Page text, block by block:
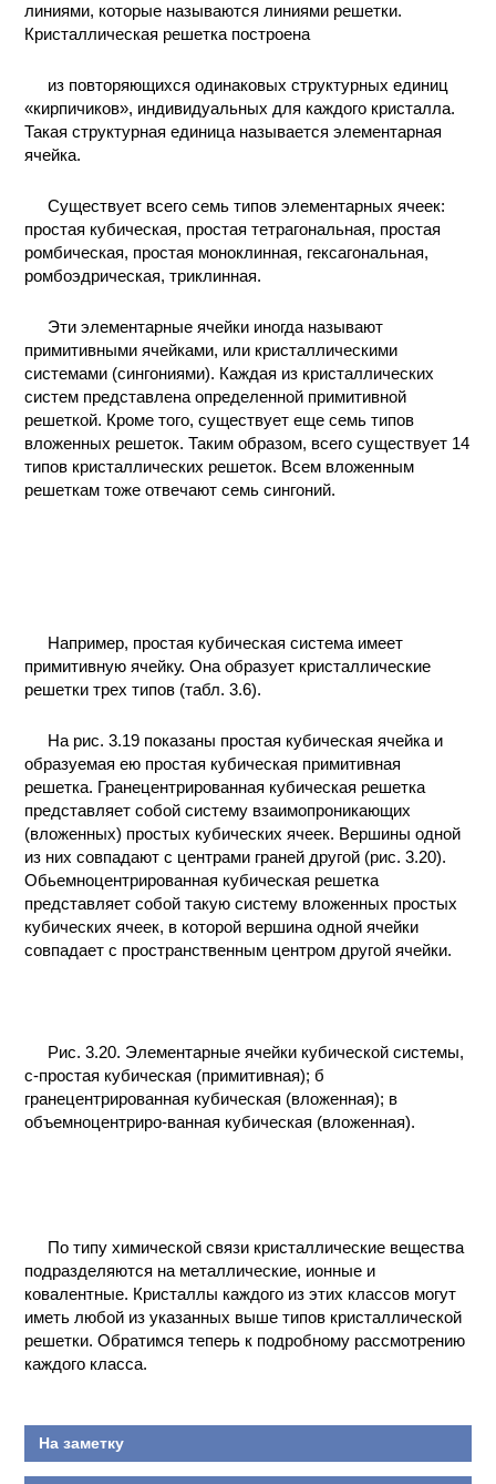
линиями, которые называются линиями решетки.
Кристаллическая решетка построена
из повторяющихся одинаковых структурных единиц
«кирпичиков», индивидуальных для каждого кристалла.
Такая структурная единица называется элементарная
ячейка.
Существует всего семь типов элементарных ячеек:
простая кубическая, простая тетрагональная, простая
ромбическая, простая моноклинная, гексагональная,
ромбоэдрическая, триклинная.
Эти элементарные ячейки иногда называют
примитивными ячейками, или кристаллическими
системами (сингониями). Каждая из кристаллических
систем представлена определенной примитивной
решеткой. Кроме того, существует еще семь типов
вложенных решеток. Таким образом, всего существует 14
типов кристаллических решеток. Всем вложенным
решеткам тоже отвечают семь сингоний.
Например, простая кубическая система имеет
примитивную ячейку. Она образует кристаллические
решетки трех типов (табл. 3.6).
На рис. 3.19 показаны простая кубическая ячейка и
образуемая ею простая кубическая примитивная
решетка. Гранецентрированная кубическая решетка
представляет собой систему взаимопроникающих
(вложенных) простых кубических ячеек. Вершины одной
из них совпадают с центрами граней другой (рис. 3.20).
Обьемноцентрированная кубическая решетка
представляет собой такую систему вложенных простых
кубических ячеек, в которой вершина одной ячейки
совпадает с пространственным центром другой ячейки.
Рис. 3.20. Элементарные ячейки кубической системы,
с-простая кубическая (примитивная); б
гранецентрированная кубическая (вложенная); в
объемноцентриро-ванная кубическая (вложенная).
По типу химической связи кристаллические вещества
подразделяются на металлические, ионные и
ковалентные. Кристаллы каждого из этих классов могут
иметь любой из указанных выше типов кристаллической
решетки. Обратимся теперь к подробному рассмотрению
каждого класса.
На заметку